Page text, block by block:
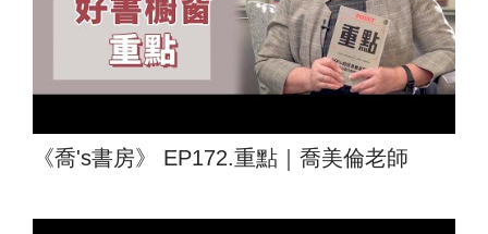
《喬's書房》 EP172.重點｜喬美倫老師